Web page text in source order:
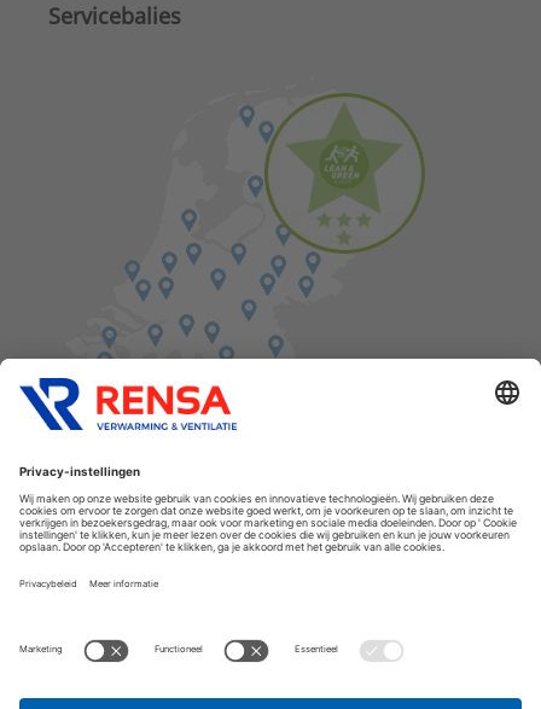
Servicebalies
Cookies
Privacyverklaring
Disclaimer